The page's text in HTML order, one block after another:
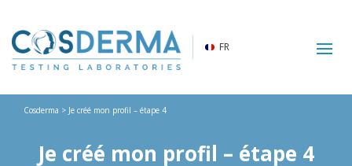
FR
Cosderma > Je créé mon profil – étape 4
Je créé mon profil – étape 4